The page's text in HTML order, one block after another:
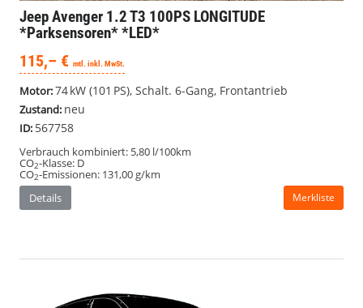
Jeep Avenger 1.2 T3 100PS LONGITUDE
*Parksensoren* *LED*
115,– € mtl. inkl. MwSt.
Motor:74 kW (101 PS), Schalt. 6-Gang, Frontantrieb
Zustand: neu
ID: 567758
Verbrauch kombiniert: 5,80 l/100km
CO2-Klasse: D
CO2-Emissionen: 131,00 g/km
Details
Merkliste